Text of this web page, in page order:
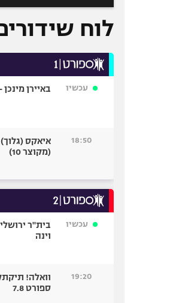
לוח
עכשיו באיירן
18:50
איאקס
(מקוצר 10)
עכשיו
בית"ר
וינה
19:20
וואלה!
ספורט 7.8